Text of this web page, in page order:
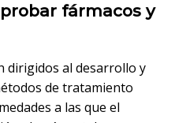
fármacos y
dirigidos al desarrollo y
de tratamiento
a las que el